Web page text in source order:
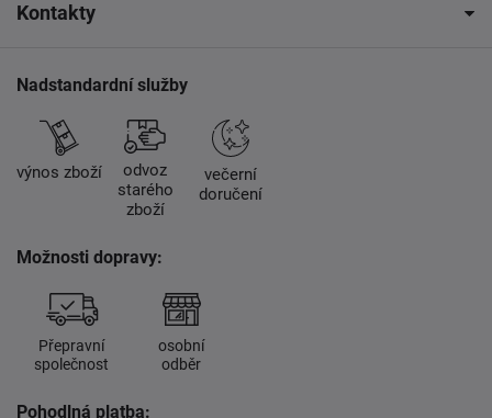
Kontakty
Nadstandardní služby
výnos zboží
odvoz
starého
zboží
večerní
doručení
Možnosti dopravy:
Přepravní
společnost
osobní
odběr
Pohodlná platba: